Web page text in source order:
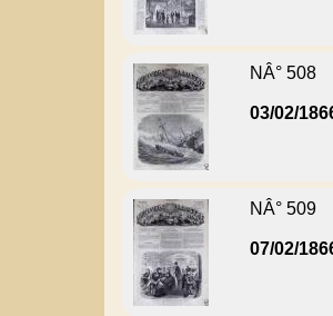
NÂ° 508
03/02/
NÂ° 509
07/02/